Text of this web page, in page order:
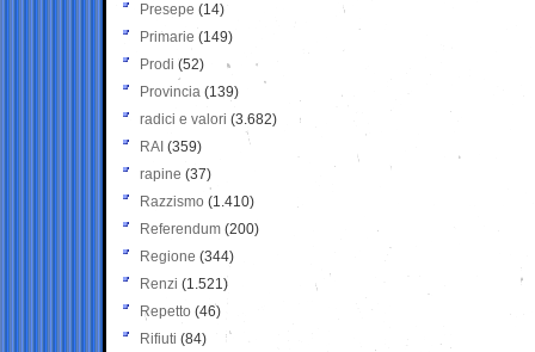
Presepe (14)
Primarie (149)
Prodi (52)
Provincia (139)
radici e valori (3.682)
RAI (359)
rapine (37)
Razzismo (1.410)
Referendum (200)
Regione (344)
Renzi (1.521)
Repetto (46)
Rifiuti (84)